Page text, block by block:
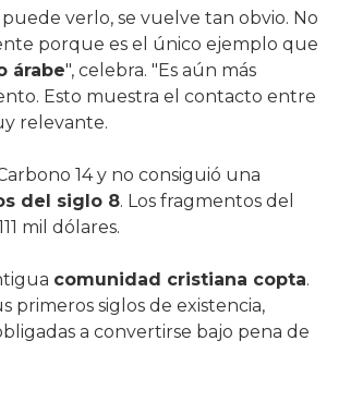
verlo, se vuelve tan obvio. No
porque es el único ejemplo que
árabe", celebra. "Es aún más
Esto muestra el contacto entre
relevante.
14 y no consiguió una
del siglo 8. Los fragmentos del
mil dólares.
comunidad cristiana copta.
primeros siglos de existencia,
a convertirse bajo pena de